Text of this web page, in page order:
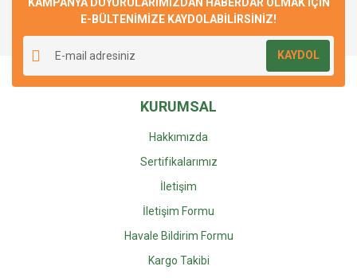
Ürün açıklamasında eksik bilgiler bulunuyor.
Ürün bilgilerinde hatalar bulunuyor.
Ürün fiyatı diğer sitelerden daha pahalı.
Gönder
E-BÜLTENİMİZE KAYDOLABİLİRSİNİZ!
KAYDOL
KURUMSAL
Hakkımızda
Sertifikalarımız
İletişim
İletişim Formu
Havale Bildirim Formu
Kargo Takibi